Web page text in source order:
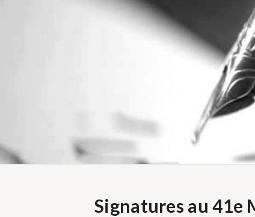
Signatures au 41e